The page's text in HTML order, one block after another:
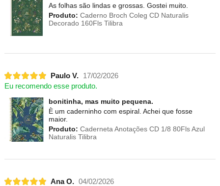
As folhas são lindas e grossas. Gostei muito.
Produto: Caderno Broch Coleg CD Naturalis
Decorado 160Fls Tilibra
Paulo V.
17/02/2026
Eu recomendo esse produto.
bonitinha, mas muito pequena.
È um caderninho com espiral. Achei que fosse
maior.
Produto: Caderneta Anotações CD 1/8 80Fls Azul
Naturalis Tilibra
Ana O. 04/02/2026